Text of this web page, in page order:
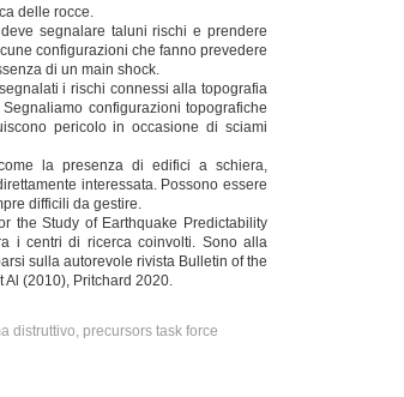
delle rocce.
segnalare taluni rischi e prendere
configurazioni che fanno prevedere
di un main shock.
i rischi connessi alla topografia
configurazioni topografiche
pericolo in occasione di sciami
la presenza di edifici a schiera,
interessata. Possono essere
difficili da gestire.
the Study of Earthquake Predictability
i centri di ricerca coinvolti. Sono alla
sulla autorevole rivista Bulletin of the
Al (2010), Pritchard 2020.
distruttivo, precursors task force